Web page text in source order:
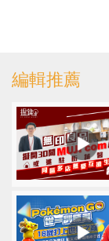
編輯推薦